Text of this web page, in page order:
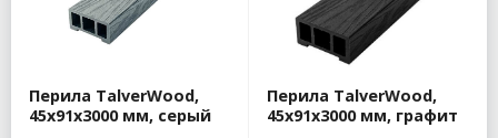
Перила TalverWood,
45x91x3000 мм, серый
Перила TalverWood,
45x91x3000 мм, графит